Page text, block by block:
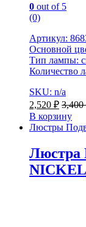
0 out of 5
(0)
Артикул:
Основной
Тип лампы:
Количество
SKU: n/a
2,520 ₽ 3,400
В корзину
Люстры
Люстра
NICKEL